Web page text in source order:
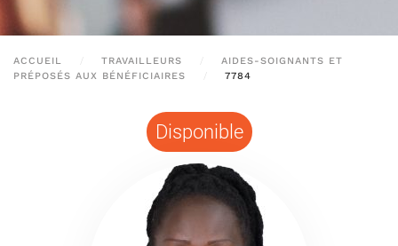
ACCUEIL TRAVAILLEURS
AIDES-SOIGNANTS ET
PRÉPOSÉS AUX BÉNÉFICIAIRES
7784
Disponible